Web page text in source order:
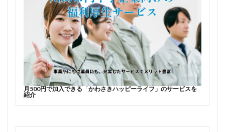
月500円で加入できる 「かわさきハッピーライフ」のサービスを
紹介